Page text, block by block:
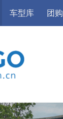
车型库 团购